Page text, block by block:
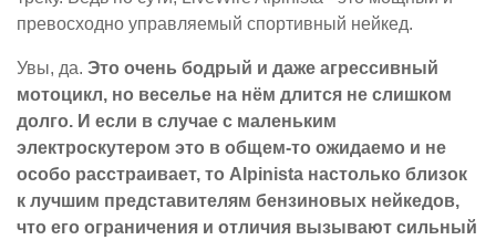
превосходно управляемый спортивный нейкед.
Увы, да. Это очень бодрый и даже агрессивный
мотоцикл, но веселье на нём длится не слишком
долго. И если в случае с маленьким
электроскутером это в общем-то ожидаемо и не
особо расстраивает, то Alpinista настолько близок
к лучшим представителям бензиновых нейкедов,
что его ограничения и отличия вызывают сильный